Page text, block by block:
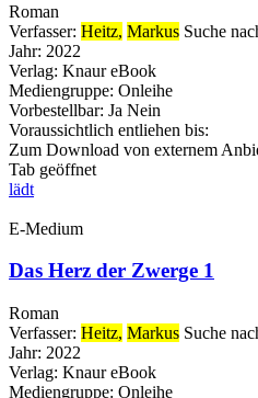
Roman
Verfasser: Heitz, Markus Suche
Jahr: 2022
Verlag: Knaur eBook
Mediengruppe: Onleihe
Vorbestellbar: Ja Nein
Voraussichtlich entliehen bis:
Zum Download von externem
Tab geöffnet
lädt
E-Medium
Das Herz der Zwerge 1
Roman
Verfasser: Heitz, Markus Suche
Jahr: 2022
Verlag: Knaur eBook
Mediengruppe: Onleihe